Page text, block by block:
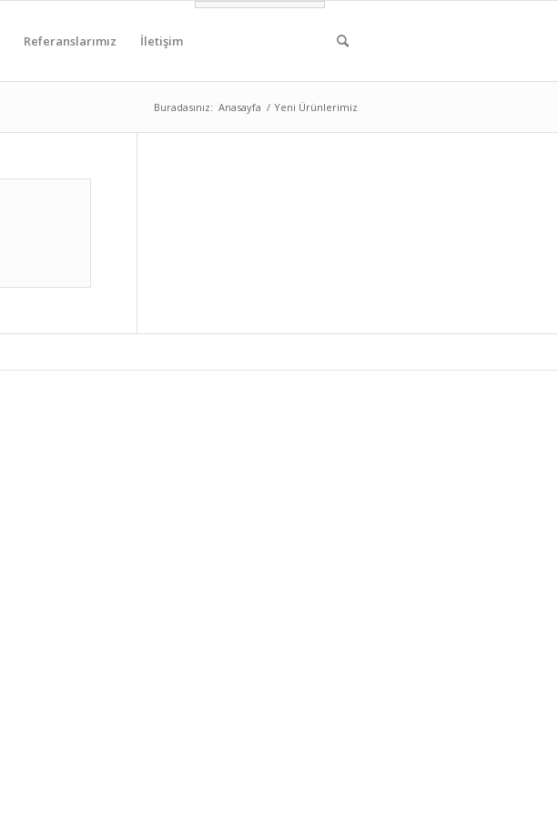
Referanslarımız İletişim
Buradasınız: Anasayfa / Yeni Ürünlerimiz